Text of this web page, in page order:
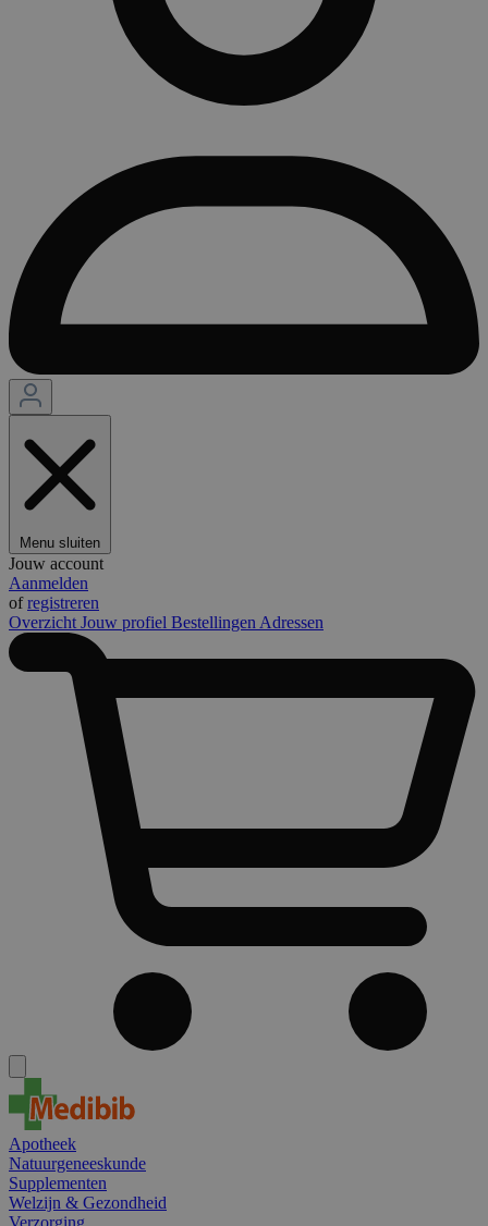
Menu sluiten
Jouw account
Aanmelden
ofregistreren
Overzicht Jouw profiel Bestellingen Adressen
Apotheek
Natuurgeneeskunde
Supplementen
Welzijn & Gezondheid
Verzorging